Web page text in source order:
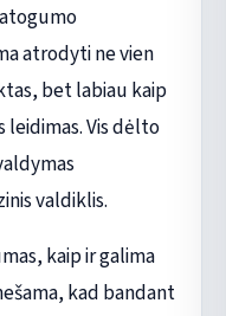
atrodyti ne vien
bet labiau kaip
Vis dėlto
valdiklis.
kaip ir galima
kad bandant